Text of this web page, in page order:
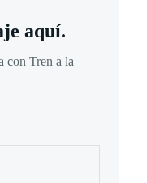
aquí.
con Tren a la